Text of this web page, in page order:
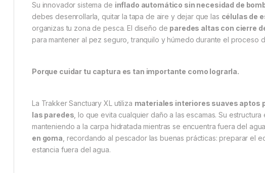
Su innovador sistema de inflado automático sin necesidad de
debes desenrollarla, quitar la tapa de aire y dejar que las células de
organizas tu zona de pesca. El diseño de paredes altas con cierre
para mantener al pez seguro, tranquilo y húmedo durante el proceso
Porque cuidar tu captura es tan importante como lograrla.
La Trakker Sanctuary XL utiliza materiales interiores suaves aptos
las paredes , lo que evita cualquier daño a las escamas. Su
manteniendo a la carpa hidratada mientras se encuentra fuera del
en goma , recordando al pescador las buenas prácticas: preparar el
estancia fuera del agua.